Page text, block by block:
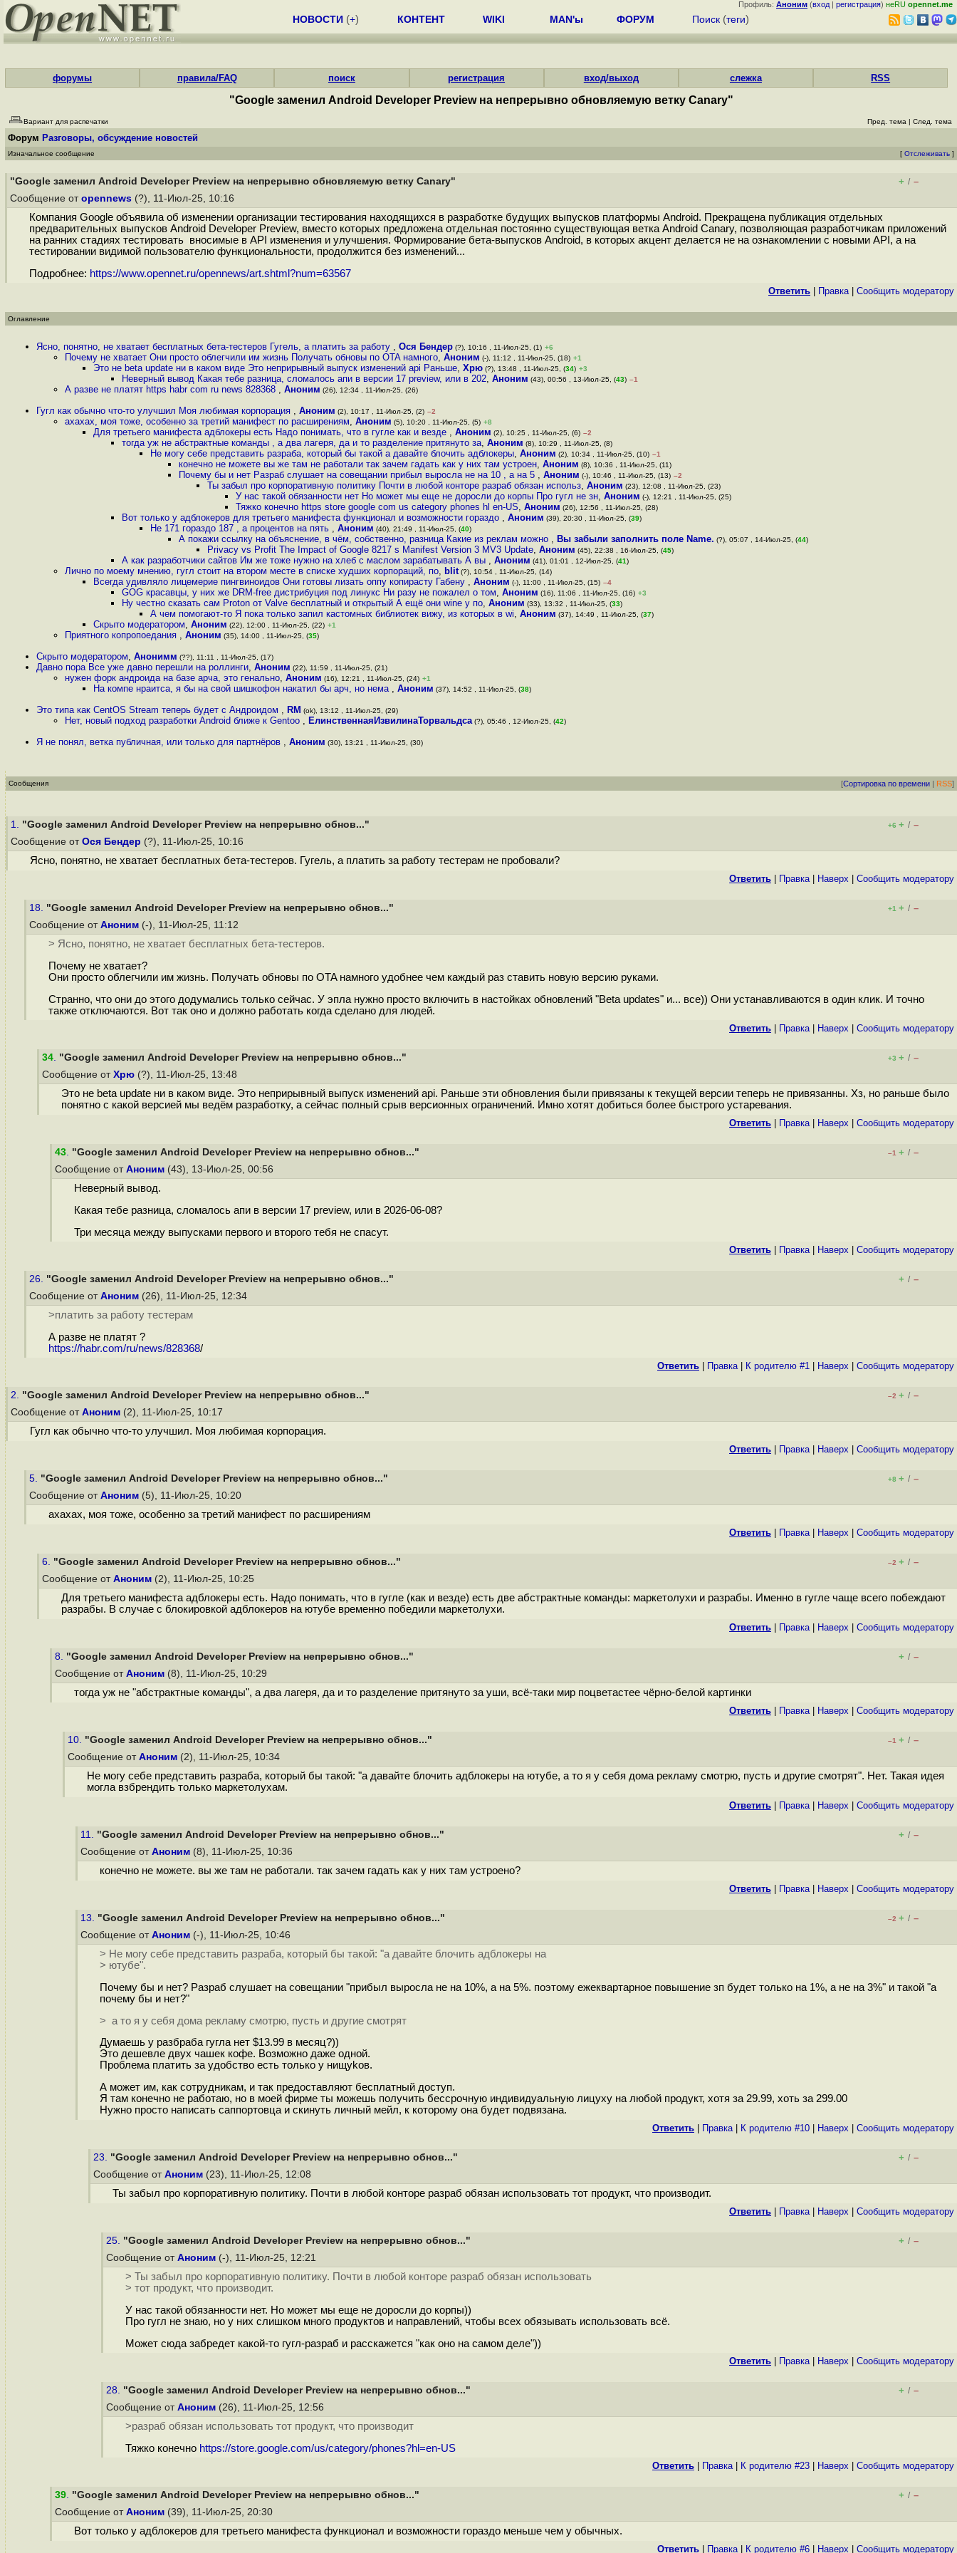
Профиль: Аноним (вход | регистрация) неRU opennet.me
НОВОСТИ (+) КОНТЕНТ WIKI MAN'ы ФОРУМ Поиск (теги)
форумы правила/FAQ поиск регистрация вход/выход слежка RSS
"Google заменил Android Developer Preview на непрерывно обновляемую ветку Canary"
Вариант для распечатки Пред. тема | След. тема
Форум Разговоры, обсуждение новостей
Изначальное сообщение [ Отслеживать ]
"Google заменил Android Developer Preview на непрерывно обновляемую ветку Canary" + / –
Сообщение от opennews (?), 11-Июл-25, 10:16
Компания Google объявила об изменении организации тестирования находящихся в разработке будущих выпусков платформы Android. Прекращена публикация отдельных
предварительных выпусков Android Developer Preview, вместо которых предложена отдельная постоянно существующая ветка Android Canary, позволяющая разработчикам приложений
на ранних стадиях тестировать вносимые в API изменения и улучшения. Формирование бета-выпусков Android, в которых акцент делается не на ознакомлении с новыми API, а на
тестировании видимой пользователю функциональности, продолжится без изменений...
Подробнее: https://www.opennet.ru/opennews/art.shtml?num=63567
Ответить Правка| Cообщить модератору
Оглавление
Ясно, понятно, не хватает бесплатных бета-тестеров Гугель, а платить за работу , Ося Бендер (?), 10:16 , 11-Июл-25, (1) +6
Почему не хватает Они просто облегчили им жизнь Получать обновы по OTA намного, Аноним (-), 11:12 , 11-Июл-25, (18) +1
Это не beta update ни в каком виде Это неприрывный выпуск изменений api Раньше, Хрю (?), 13:48 , 11-Июл-25, (34) +3
Неверный вывод Какая тебе разница, сломалось апи в версии 17 preview, или в 202, Аноним (43), 00:56 , 13-Июл-25, (43) –1
А разве не платят https habr com ru news 828368 , Аноним (26), 12:34 , 11-Июл-25, (26)
Гугл как обычно что-то улучшил Моя любимая корпорация , Аноним (2), 10:17 , 11-Июл-25, (2) –2
ахахах, моя тоже, особенно за третий манифест по расширениям, Аноним (5), 10:20 , 11-Июл-25, (5) +8
Для третьего манифеста адблокеры есть Надо понимать, что в гугле как и везде , Аноним (2), 10:25 , 11-Июл-25, (6) –2
тогда уж не абстрактные команды , а два лагеря, да и то разделение притянуто за, Аноним (8), 10:29 , 11-Июл-25, (8)
Не могу себе представить разраба, который бы такой а давайте блочить адблокеры, Аноним (2), 10:34 , 11-Июл-25, (10) –1
конечно не можете вы же там не работали так зачем гадать как у них там устроен, Аноним (8), 10:36 , 11-Июл-25, (11)
Почему бы и нет Разраб слушает на совещании прибыл выросла не на 10 , а на 5 , Аноним (-), 10:46 , 11-Июл-25, (13) –2
Ты забыл про корпоративную политику Почти в любой конторе разраб обязан использ, Аноним (23), 12:08 , 11-Июл-25, (23)
У нас такой обязанности нет Но может мы еще не доросли до корпы Про гугл не зн, Аноним (-), 12:21 , 11-Июл-25, (25)
Тяжко конечно https store google com us category phones hl en-US, Аноним (26), 12:56 , 11-Июл-25, (28)
Вот только у адблокеров для третьего манифеста функционал и возможности гораздо , Аноним (39), 20:30 , 11-Июл-25, (39)
Не 171 гораздо 187 , а процентов на пять , Аноним (40), 21:49 , 11-Июл-25, (40)
А покажи ссылку на объяснение, в чём, собственно, разница Какие из реклам можно , Вы забыли заполнить поле Name. (?), 05:07 , 14-Июл-25, (44)
Privacy vs Profit The Impact of Google 8217 s Manifest Version 3 MV3 Update, Аноним (45), 22:38 , 16-Июл-25, (45)
А как разработчики сайтов Им же тоже нужно на хлеб с маслом зарабатывать А вы , Аноним (41), 01:01 , 12-Июл-25, (41)
Лично по моему мнению, гугл стоит на втором месте в списке худших корпораций, по, blit (?), 10:54 , 11-Июл-25, (14)
Всегда удивляло лицемерие пингвиноидов Они готовы лизать оппу копирасту Габену , Аноним (-), 11:00 , 11-Июл-25, (15) –4
GOG красавцы, у них же DRM-free дистрибуция под линукс Ни разу не пожалел о том, Аноним (16), 11:06 , 11-Июл-25, (16) +3
Ну честно сказать сам Proton от Valve бесплатный и открытый А ещё они wine у по, Аноним (33), 13:32 , 11-Июл-25, (33)
А чем помогают-то Я пока только запил кастомных библиотек вижу, из которых в wi, Аноним (37), 14:49 , 11-Июл-25, (37)
Скрыто модератором, Аноним (22), 12:00 , 11-Июл-25, (22) +1
Приятного копропоедания , Аноним (35), 14:00 , 11-Июл-25, (35)
Скрыто модератором, Анонимм (??), 11:11 , 11-Июл-25, (17)
Давно пора Все уже давно перешли на роллинги, Аноним (22), 11:59 , 11-Июл-25, (21)
нужен форк андроида на базе арча, это генально, Аноним (16), 12:21 , 11-Июл-25, (24) +1
На компе нраитса, я бы на свой шишкофон накатил бы арч, но нема , Аноним (37), 14:52 , 11-Июл-25, (38)
Это типа как CentOS Stream теперь будет с Андроидом , RM (ok), 13:12 , 11-Июл-25, (29)
Нет, новый подход разработки Android ближе к Gentoo , ЕлинственнаяИзвилинаТорвальдса (?), 05:46 , 12-Июл-25, (42)
Я не понял, ветка публичная, или только для партнёров , Аноним (30), 13:21 , 11-Июл-25, (30)
Сообщения [Сортировка по времени | RSS]
1. "Google заменил Android Developer Preview на непрерывно обнов..." +6 + / –
Сообщение от Ося Бендер (?), 11-Июл-25, 10:16
Ясно, понятно, не хватает бесплатных бета-тестеров. Гугель, а платить за работу тестерам не пробовали?
Ответить Правка| Наверх Cообщить модератору
18. "Google заменил Android Developer Preview на непрерывно обнов..." +1 + / –
Сообщение от Аноним (-), 11-Июл-25, 11:12
> Ясно, понятно, не хватает бесплатных бета-тестеров.
Почему не хватает?
Они просто облегчили им жизнь. Получать обновы по OTA намного удобнее чем каждый раз ставить новую версию руками.
Странно, что они до этого додумались только сейчас. У эпла нужно просто включить в настойках обновлений "Beta updates" и... все)) Они устанавливаются в один клик. И точно
также отключаются. Вот так оно и должно работать когда сделано для людей.
Ответить Правка| Наверх Cообщить модератору
34. "Google заменил Android Developer Preview на непрерывно обнов..." +3 + / –
Сообщение от Хрю (?), 11-Июл-25, 13:48
Это не beta update ни в каком виде. Это неприрывный выпуск изменений api. Раньше эти обновления были привязаны к текущей версии теперь не привязанны. Хз, но раньше было
понятно с какой версией мы ведём разработку, а сейчас полный срыв версионных ограничений. Имно хотят добиться более быстрого устаревания.
Ответить Правка| Наверх Cообщить модератору
43. "Google заменил Android Developer Preview на непрерывно обнов..." –1 + / –
Сообщение от Аноним (43), 13-Июл-25, 00:56
Неверный вывод.
Какая тебе разница, сломалось апи в версии 17 preview, или в 2026-06-08?
Три месяца между выпусками первого и второго тебя не спасут.
Ответить Правка| Наверх Cообщить модератору
26. "Google заменил Android Developer Preview на непрерывно обнов..." + / –
Сообщение от Аноним (26), 11-Июл-25, 12:34
>платить за работу тестерам
А разве не платят ?
https://habr.com/ru/news/828368/
Ответить Правка| К родителю #1 Наверх Cообщить модератору
2. "Google заменил Android Developer Preview на непрерывно обнов..." –2 + / –
Сообщение от Аноним (2), 11-Июл-25, 10:17
Гугл как обычно что-то улучшил. Моя любимая корпорация.
Ответить Правка| Наверх Cообщить модератору
5. "Google заменил Android Developer Preview на непрерывно обнов..." +8 + / –
Сообщение от Аноним (5), 11-Июл-25, 10:20
ахахах, моя тоже, особенно за третий манифест по расширениям
Ответить Правка| Наверх Cообщить модератору
6. "Google заменил Android Developer Preview на непрерывно обнов..." –2 + / –
Сообщение от Аноним (2), 11-Июл-25, 10:25
Для третьего манифеста адблокеры есть. Надо понимать, что в гугле (как и везде) есть две абстрактные команды: маркетолухи и разрабы. Именно в гугле чаще всего побеждают
разрабы. В случае с блокировкой адблокеров на ютубе временно победили маркетолухи.
Ответить Правка| Наверх Cообщить модератору
8. "Google заменил Android Developer Preview на непрерывно обнов..." + / –
Сообщение от Аноним (8), 11-Июл-25, 10:29
тогда уж не "абстрактные команды", а два лагеря, да и то разделение притянуто за уши, всё-таки мир поцветастее чёрно-белой картинки
Ответить Правка| Наверх Cообщить модератору
10. "Google заменил Android Developer Preview на непрерывно обнов..." –1 + / –
Сообщение от Аноним (2), 11-Июл-25, 10:34
Не могу себе представить разраба, который бы такой: "а давайте блочить адблокеры на ютубе, а то я у себя дома рекламу смотрю, пусть и другие смотрят". Нет. Такая идея
могла взбрендить только маркетолухам.
Ответить Правка| Наверх Cообщить модератору
11. "Google заменил Android Developer Preview на непрерывно обнов..." + / –
Сообщение от Аноним (8), 11-Июл-25, 10:36
конечно не можете. вы же там не работали. так зачем гадать как у них там устроено?
Ответить Правка| Наверх Cообщить модератору
13. "Google заменил Android Developer Preview на непрерывно обнов..." –2 + / –
Сообщение от Аноним (-), 11-Июл-25, 10:46
> Не могу себе представить разраба, который бы такой: "а давайте блочить адблокеры на
> ютубе".
Почему бы и нет? Разраб слушает на совещании "прибыл выросла не на 10%, а на 5%. поэтому ежеквартарное повышение зп будет только на 1%, а не на 3%" и такой "а
почему бы и нет?"
> а то я у себя дома рекламу смотрю, пусть и другие смотрят
Думаешь у разбраба гугла нет $13.99 в месяц?))
Это дешевле двух чашек кофе. Возможно даже одной.
Проблема платить за удобство есть только у нищykoв.
А может им, как сотрудникам, и так предоставляют бесплатный доступ.
Я там конечно не работаю, но в моей фирме ты можешь получить бессрочную индивидуальную лицуху на любой продукт, хотя за 29.99, хоть за 299.00
Нужно просто написать саппортовца и скинуть личный мейл, к которому она будет подвязана.
Ответить Правка| К родителю #10 Наверх Cообщить модератору
23. "Google заменил Android Developer Preview на непрерывно обнов..." + / –
Сообщение от Аноним (23), 11-Июл-25, 12:08
Ты забыл про корпоративную политику. Почти в любой конторе разраб обязан использовать тот продукт, что производит.
Ответить Правка| Наверх Cообщить модератору
25. "Google заменил Android Developer Preview на непрерывно обнов..." + / –
Сообщение от Аноним (-), 11-Июл-25, 12:21
> Ты забыл про корпоративную политику. Почти в любой конторе разраб обязан использовать
> тот продукт, что производит.
У нас такой обязанности нет. Но может мы еще не доросли до корпы))
Про гугл не знаю, но у них слишком много продуктов и направлений, чтобы всех обязывать использовать всё.
Может сюда забредет какой-то гугл-разраб и расскажется "как оно на самом деле"))
Ответить Правка| Наверх Cообщить модератору
28. "Google заменил Android Developer Preview на непрерывно обнов..." + / –
Сообщение от Аноним (26), 11-Июл-25, 12:56
>разраб обязан использовать тот продукт, что производит
Тяжко конечно https://store.google.com/us/category/phones?hl=en-US
Ответить Правка| К родителю #23 Наверх Cообщить модератору
39. "Google заменил Android Developer Preview на непрерывно обнов..." + / –
Сообщение от Аноним (39), 11-Июл-25, 20:30
Вот только у адблокеров для третьего манифеста функционал и возможности гораздо меньше чем у обычных.
Ответить Правка| К родителю #6 Наверх Cообщить модератору